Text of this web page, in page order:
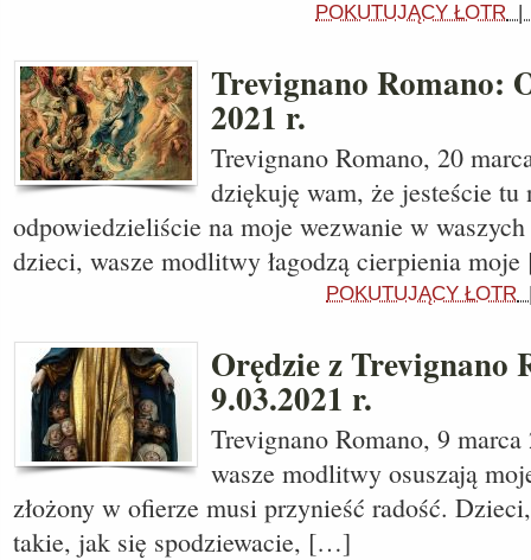
POKUTUJĄCY ŁOTR
Trevignano Romano:
2021 r.
Trevignano Romano, 20
dziękuję wam, że jesteście
odpowiedzieliście na moje wezwanie w
dzieci, wasze modlitwy łagodzą cierpienia
POKUTUJĄCY ŁOTR
Orędzie z Trevignano
9.03.2021 r.
Trevignano Romano, 9
wasze modlitwy osuszają
złożony w ofierze musi przynieść radość.
takie, jak się spodziewacie, […]